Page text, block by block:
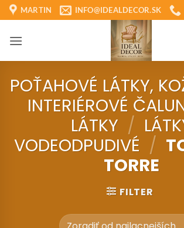
Skip
to
content
MARTIN INFO@IDEALDECOR.SK
POŤAHOVÉ LÁTKY,
INTERIÉROVÉ
LÁTKY /
VODEODPUDIVÉ /
TORRE
FILTER